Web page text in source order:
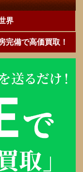
界
完備で高価買取！